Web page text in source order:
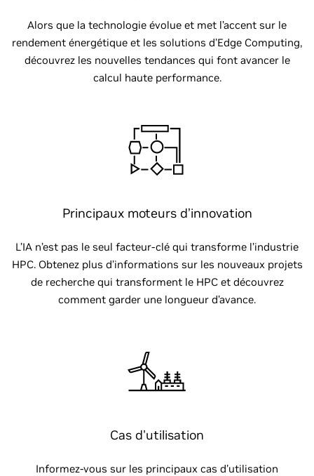
Alors que la technologie évolue et met l’accent sur le
rendement énergétique et les solutions d’Edge Computing,
découvrez les nouvelles tendances qui font avancer le
calcul haute performance.
Principaux moteurs d’innovation
L’IA n’est pas le seul facteur-clé qui transforme l’industrie
HPC. Obtenez plus d’informations sur les nouveaux projets
de recherche qui transforment le HPC et découvrez
comment garder une longueur d’avance.
Cas d'utilisation
Informez-vous sur les principaux cas d’utilisation